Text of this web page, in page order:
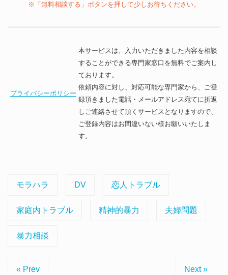
※「無料相談する」ボタンを押して少しお待ちください。
プライバシーポリシー
本サービスは、入力いただきました内容を相談
することができる専門家窓口を無料でご案内し
ております。
依頼内容に対し、対応可能な専門家から、ご登
録頂きました電話・メールアドレス宛てに折返
しご連絡させて頂くサービスとなりますので、
ご登録内容はお間違いない様お願いいたしま
す。
モラハラ DV 恋人トラブル
家庭内トラブル 精神的暴力 夫婦問題
暴力相談
« Prev Next »